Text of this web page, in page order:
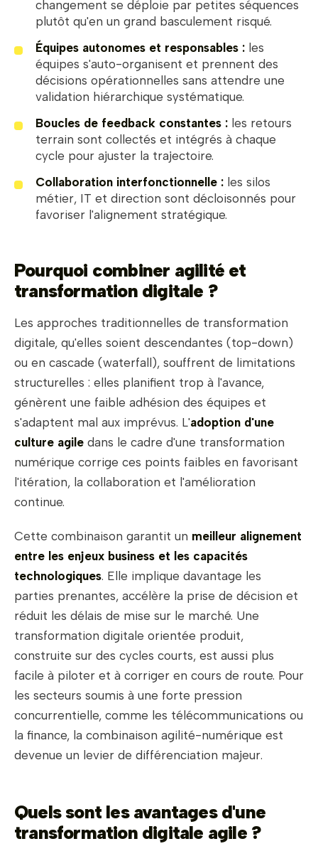
changement se déploie par petites séquences
plutôt qu'en un grand basculement risqué.
Équipes autonomes et responsables : les
équipes s'auto-organisent et prennent des
décisions opérationnelles sans attendre une
validation hiérarchique systématique.
Boucles de feedback constantes : les retours
terrain sont collectés et intégrés à chaque
cycle pour ajuster la trajectoire.
Collaboration interfonctionnelle : les silos
métier, IT et direction sont décloisonnés pour
favoriser l'alignement stratégique.
Pourquoi combiner agilité et
transformation digitale ?
Les approches traditionnelles de transformation
digitale, qu'elles soient descendantes (top-down)
ou en cascade (waterfall), souffrent de limitations
structurelles : elles planifient trop à l'avance,
génèrent une faible adhésion des équipes et
s'adaptent mal aux imprévus. L'adoption d'une
culture agile dans le cadre d'une transformation
numérique corrige ces points faibles en favorisant
l'itération, la collaboration et l'amélioration
continue.
Cette combinaison garantit un meilleur alignement
entre les enjeux business et les capacités
technologiques. Elle implique davantage les
parties prenantes, accélère la prise de décision et
réduit les délais de mise sur le marché. Une
transformation digitale orientée produit,
construite sur des cycles courts, est aussi plus
facile à piloter et à corriger en cours de route. Pour
les secteurs soumis à une forte pression
concurrentielle, comme les télécommunications ou
la finance, la combinaison agilité-numérique est
devenue un levier de différenciation majeur.
Quels sont les avantages d'une
transformation digitale agile ?